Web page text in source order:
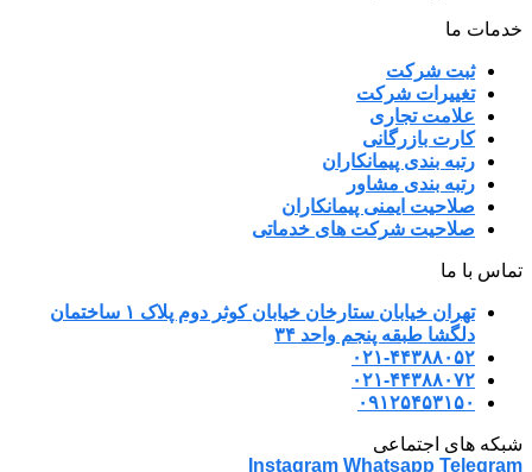
خدمات ما
ثبت شرکت
تغییرات شرکت
علامت تجاری
کارت بازرگانی
رتبه بندی پیمانکاران
رتبه بندی مشاور
صلاحیت ایمنی پیمانکاران
صلاحیت شرکت های خدماتی
تماس با ما
تهران خیابان ستارخان خیابان کوثر دوم پلاک ۱ ساختمان
دلگشا طبقه پنجم واحد ۳۴
۰۲۱-۴۴۳۸۸۰۵۲
۰۲۱-۴۴۳۸۸۰۷۲
۰۹۱۲۵۴۵۳۱۵۰
شبکه های اجتماعی
Instagram Whatsapp Telegram